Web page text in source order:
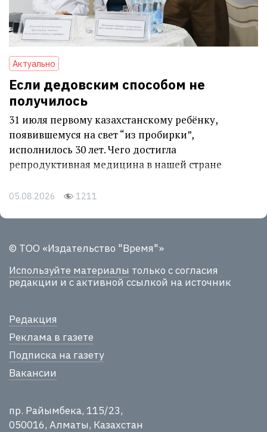
Актуально
Если дедовским способом не
получилось
31 июля первому казахстанскому ребёнку,
появившемуся на свет “из пробирки”,
исполнилось 30 лет. Чего достигла
репродуктивная медицина в нашей стране
05.08.2026 1211
© ТОО «Издательство "Время"»
Используйте материалы только с согласия
редакции и с активной ссылкой на источник
Редакция
Реклама в газете
Подписка на газету
Вакансии
пр. Райымбека, 115/23,
050016, Алматы, Казахстан